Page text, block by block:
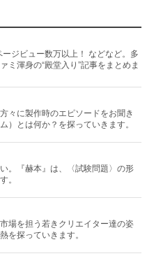
ジビュー数万以上！ などなど。多
ミ渾身の“殿堂入り”記事をまとめま
々に製作時のエピソードをお聞き
）とは何か？を探っていきます。
。『赫本』は、〈試験問題〉の形
。
場を担う若きクリエイター達の姿
を探っていきます。